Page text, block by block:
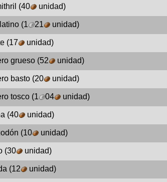
(40 unidad)
(1 21 unidad)
(17 unidad)
grueso(52 unidad)
basto(20 unidad)
tosco(1 04 unidad)
(40 unidad)
(10 unidad)
(30 unidad)
(12 unidad)